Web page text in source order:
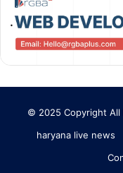
© 2025 Copyright All
haryana live news